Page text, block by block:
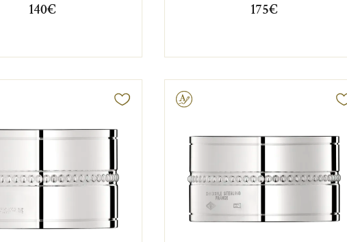
140€ 175€
Gravable